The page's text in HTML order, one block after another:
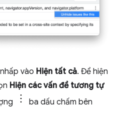
vào Hiện tất cả. Để hiện
Hiện các vấn đề tương tự
ba dấu chấm bên